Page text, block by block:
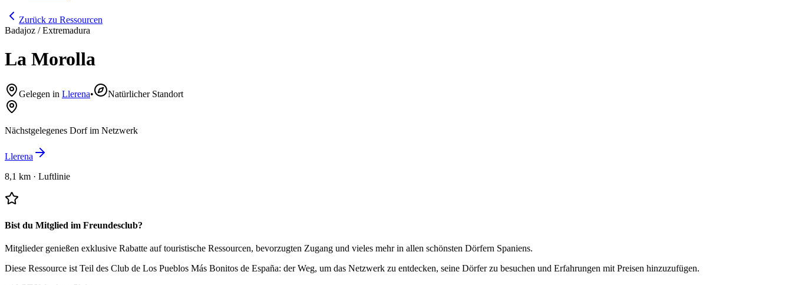
Zurück zu Ressourcen
Badajoz / Extremadura
La Morolla
Gelegen in Llerena• Natürlicher Standort
Nächstgelegenes Dorf im Netzwerk
Llerena
8,1 km · Luftlinie
Bist du Mitglied im Freundesclub?
Mitglieder genießen exklusive Rabatte auf touristische Ressourcen, bevorzugten Zugang und vieles mehr in allen schönsten Dörfern Spaniens.
Diese Ressource ist Teil des Club de Los Pueblos Más Bonitos de España: der Weg, um das Netzwerk zu entdecken, seine Dörfer zu besuchen und Erfahrungen mit Preisen hinzuzufügen.